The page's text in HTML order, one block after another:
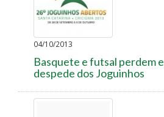
04/10/2013
Basquete e futsal perdem
despede dos Joguinhos